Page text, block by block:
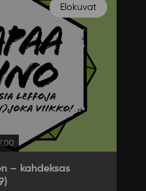
Elokuvat
– kahdeksas